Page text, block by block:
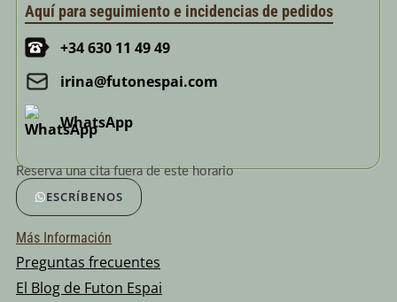
Aquí para seguimiento e incidencias de pedidos
+34 630 11 49 49
irina@futonespai.com
WhatsApp
Reserva una cita fuera de este horario
ESCRÍBENOS
Más Información
Preguntas frecuentes
El Blog de Futon Espai